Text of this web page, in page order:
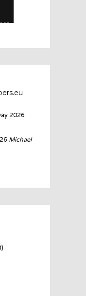
2026
Michael